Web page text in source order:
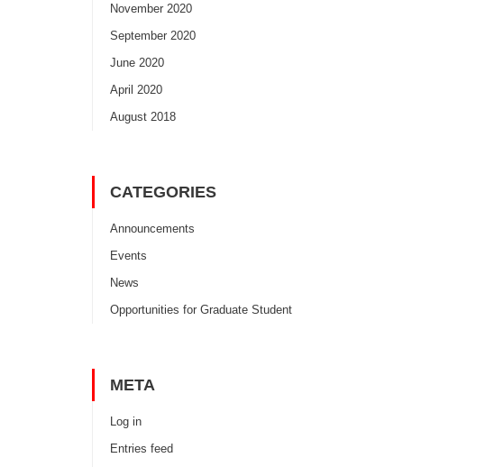
November 2020
September 2020
June 2020
April 2020
August 2018
CATEGORIES
Announcements
Events
News
Opportunities for Graduate Student
META
Log in
Entries feed